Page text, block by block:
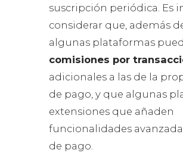
suscripción periódica. Es
considerar que, además
algunas plataformas
comisiones por
adicionales a las de la
de pago, y que algunas
extensiones que añaden
funcionalidades
de pago.